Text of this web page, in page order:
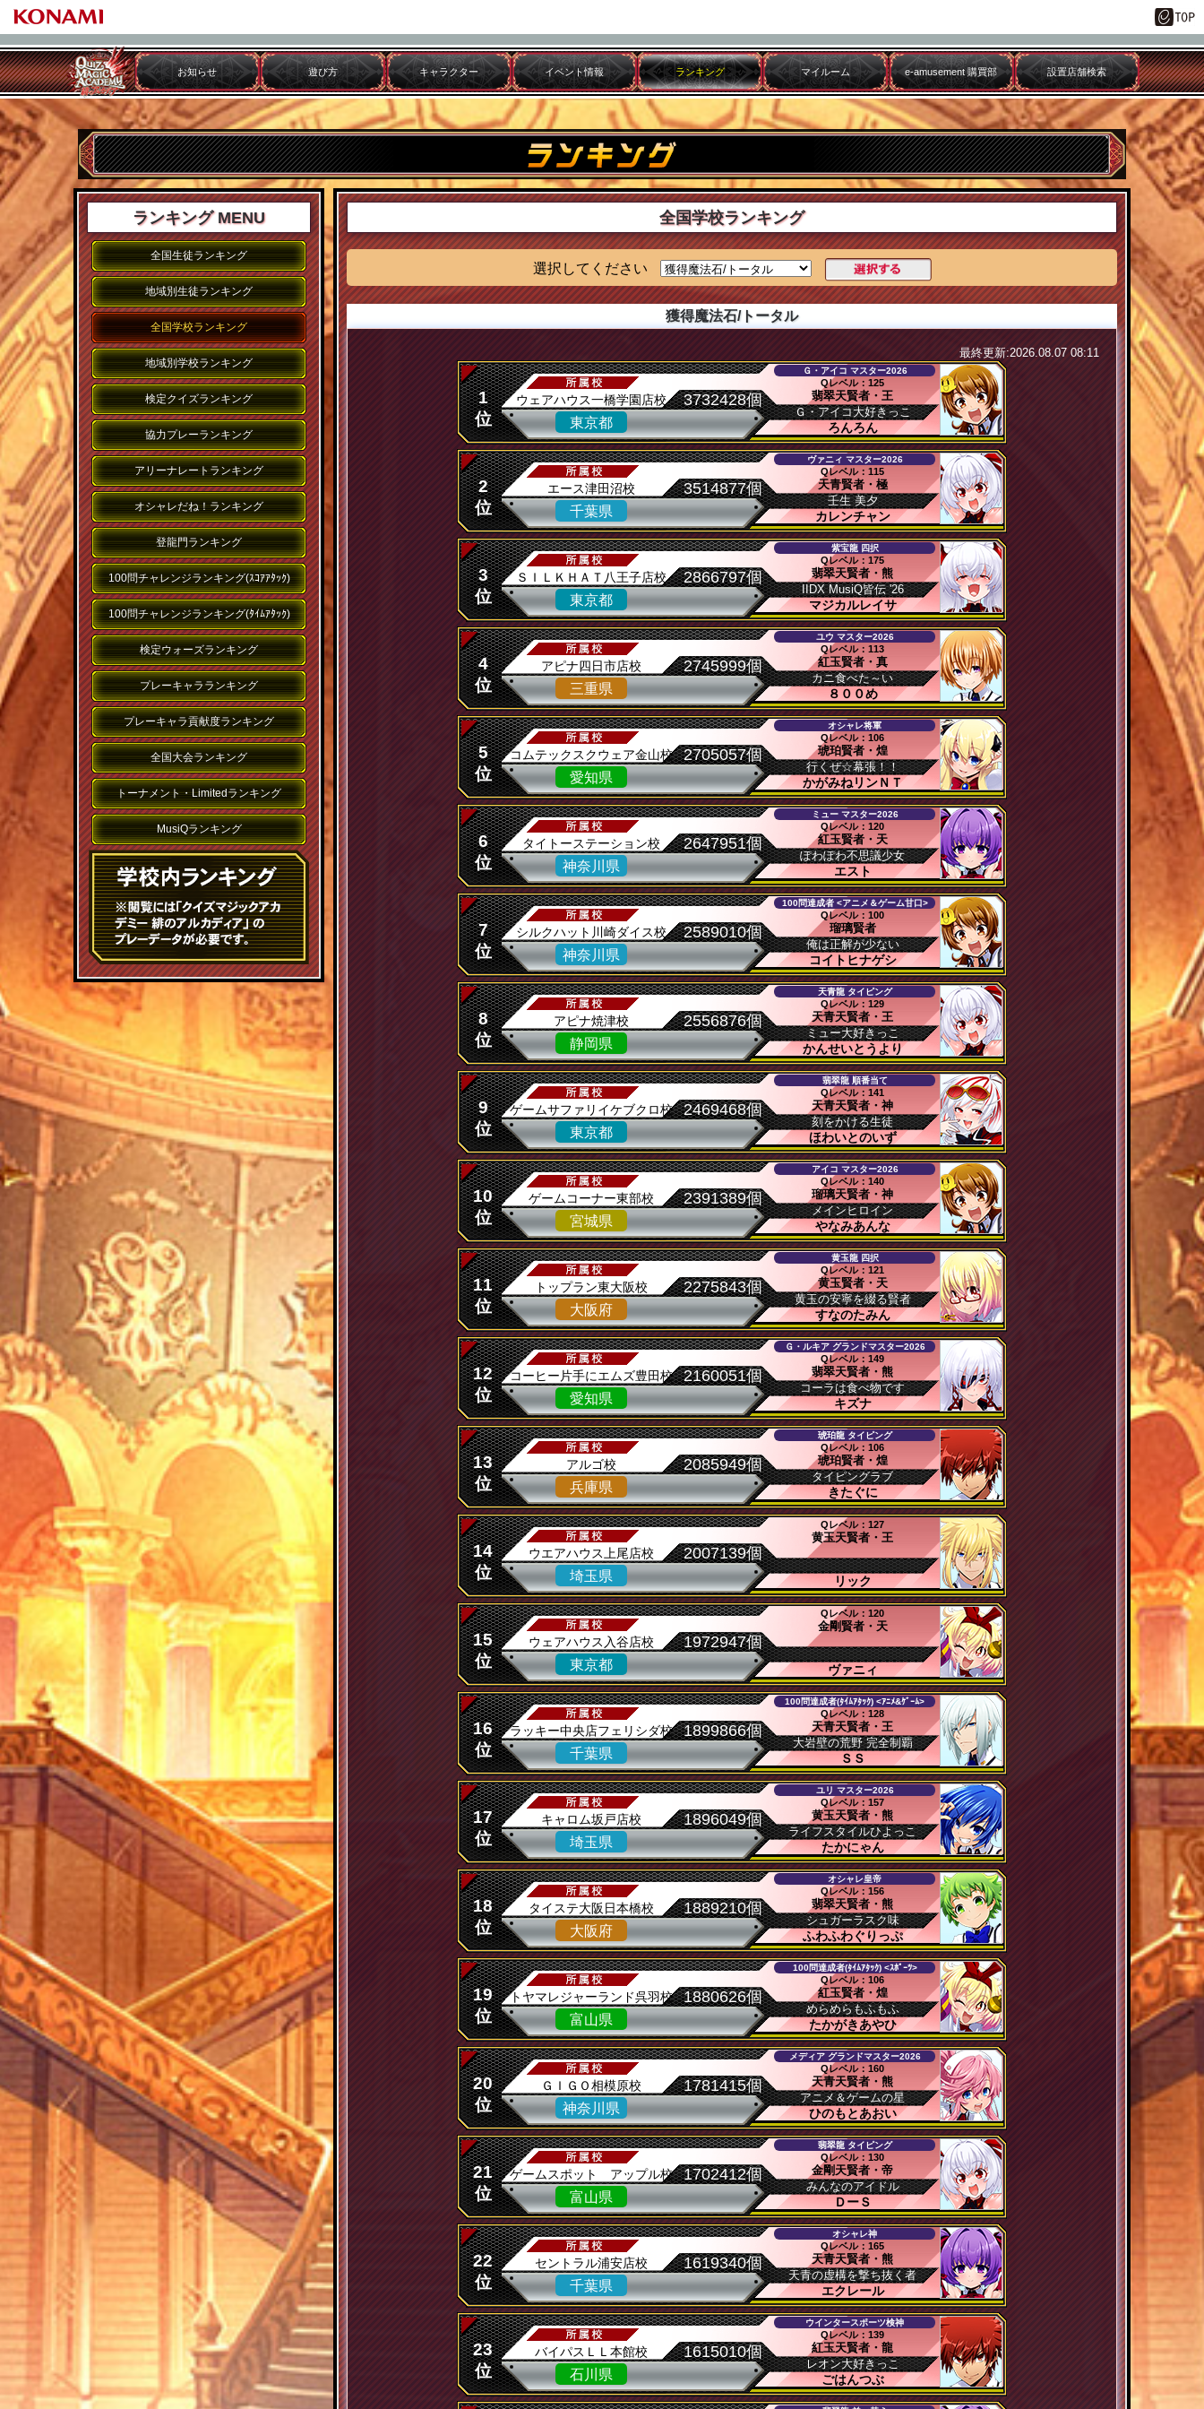
お知らせ 遊び方 キャラクター イベント情報 ランキング マイルーム e-amusement 購買部 設置店舗検索
ランキング MENU
全国生徒ランキング
地域別生徒ランキング
全国学校ランキング
地域別学校ランキング
検定クイズランキング
協力プレーランキング
アリーナレートランキング
オシャレだね！ランキング
登龍門ランキング
100問チャレンジランキング(ｽｺｱｱﾀｯｸ)
100問チャレンジランキング(ﾀｲﾑｱﾀｯｸ)
検定ウォーズランキング
プレーキャラランキング
プレーキャラ貢献度ランキング
全国大会ランキング
トーナメント・Limitedランキング
MusiQランキング
全国学校ランキング
選択してください
獲得魔法石/トータル
最終更新:2026.08.07 08:11
1
位
ウェアハウス一橋学園店校
東京都
3732428個
Ｇ・アイコ マスター2026
Qレベル：125
翡翠天賢者・王
Ｇ・アイコ大好きっこ
ろんろん
2
位
エース津田沼校
千葉県
3514877個
ヴァニィ マスター2026
Qレベル：115
天青賢者・極
壬生 美夕
カレンチャン
3
位
ＳＩＬＫＨＡＴ八王子店校
東京都
2866797個
紫宝龍 四択
Qレベル：175
翡翠天賢者・熊
IIDX MusiQ皆伝 '26
マジカルレイサ
4
位
アピナ四日市店校
三重県
2745999個
ユウ マスター2026
Qレベル：113
紅玉賢者・真
カニ食べた～い
８００め
5
位
コムテックスクウェア金山校
愛知県
2705057個
オシャレ将軍
Qレベル：106
琥珀賢者・煌
行くぜ☆幕張！！
かがみねリンＮＴ
6
位
タイトーステーション校
神奈川県
2647951個
ミュー マスター2026
Qレベル：120
紅玉賢者・天
ぽわぽわ不思議少女
エスト
7
位
シルクハット川崎ダイス校
神奈川県
2589010個
100問達成者 <アニメ＆ゲーム甘口>
Qレベル：100
瑠璃賢者
俺は正解が少ない
コイトヒナゲシ
8
位
アピナ焼津校
静岡県
2556876個
天青龍 タイピング
Qレベル：129
天青天賢者・王
ミュー大好きっこ
かんせいとうより
9
位
ゲームサファリイケブクロ校
東京都
2469468個
翡翠龍 順番当て
Qレベル：141
天青天賢者・神
刻をかける生徒
ほわいとのいず
10
位
ゲームコーナー東部校
宮城県
2391389個
アイコ マスター2026
Qレベル：140
瑠璃天賢者・神
メインヒロイン
やなみあんな
11
位
トップラン東大阪校
大阪府
2275843個
黄玉龍 四択
Qレベル：121
黄玉賢者・天
黄玉の安寧を綴る賢者
すなのたみん
12
位
コーヒー片手にエムズ豊田校
愛知県
2160051個
Ｇ・ルキア グランドマスター2026
Qレベル：149
翡翠天賢者・熊
コーラは食べ物です
キズナ
13
位
アルゴ校
兵庫県
2085949個
琥珀龍 タイピング
Qレベル：106
琥珀賢者・煌
タイピングラブ
きたぐに
14
位
ウエアハウス上尾店校
埼玉県
2007139個
Qレベル：127
黄玉天賢者・王
リック
15
位
ウェアハウス入谷店校
東京都
1972947個
Qレベル：120
金剛賢者・天
ヴァニィ
16
位
ラッキー中央店フェリシダ校
千葉県
1899866個
100問達成者(ﾀｲﾑｱﾀｯｸ) <ｱﾆﾒ&ｹﾞｰﾑ>
Qレベル：128
天青天賢者・王
大岩壁の荒野 完全制覇
ＳＳ
17
位
キャロム坂戸店校
埼玉県
1896049個
ユリ マスター2026
Qレベル：157
黄玉天賢者・熊
ライフスタイルひよっこ
たかにゃん
18
位
タイステ大阪日本橋校
大阪府
1889210個
オシャレ皇帝
Qレベル：156
翡翠天賢者・熊
シュガーラスク味
ふわふわぐりっぷ
19
位
トヤマレジャーランド呉羽校
富山県
1880626個
100問達成者(ﾀｲﾑｱﾀｯｸ) <ｽﾎﾟｰﾂ>
Qレベル：106
紅玉賢者・煌
めらめらもふもふ
たかがきあやひ
20
位
ＧＩＧＯ相模原校
神奈川県
1781415個
メディア グランドマスター2026
Qレベル：160
天青天賢者・熊
アニメ＆ゲームの星
ひのもとあおい
21
位
ゲームスポット アップル校
富山県
1702412個
翡翠龍 タイピング
Qレベル：130
金剛天賢者・帝
みんなのアイドル
ＤーＳ
22
位
セントラル浦安店校
千葉県
1619340個
オシャレ神
Qレベル：165
天青天賢者・熊
天青の虚構を撃ち抜く者
エクレール
23
位
バイパスＬＬ本館校
石川県
1615010個
ウインタースポーツ検神
Qレベル：139
紅玉天賢者・龍
レオン大好きっこ
ごはんつぶ